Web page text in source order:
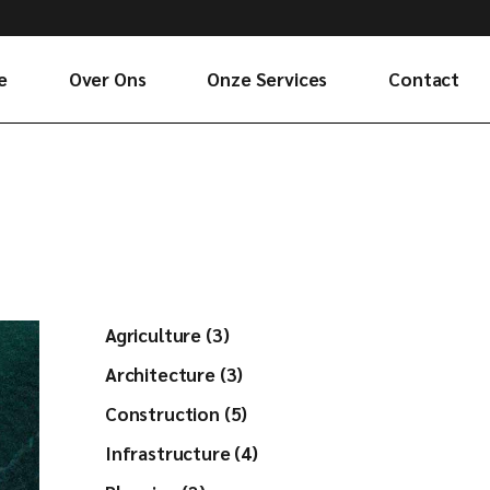
Over Ons Onze Services Contact
Agriculture (3)
Architecture (3)
Construction (5)
Infrastructure (4)